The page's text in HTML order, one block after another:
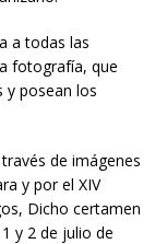
a todas las
fotografía, que
y posean los
de imágenes
y por el XIV
Dicho certamen
y 2 de julio de